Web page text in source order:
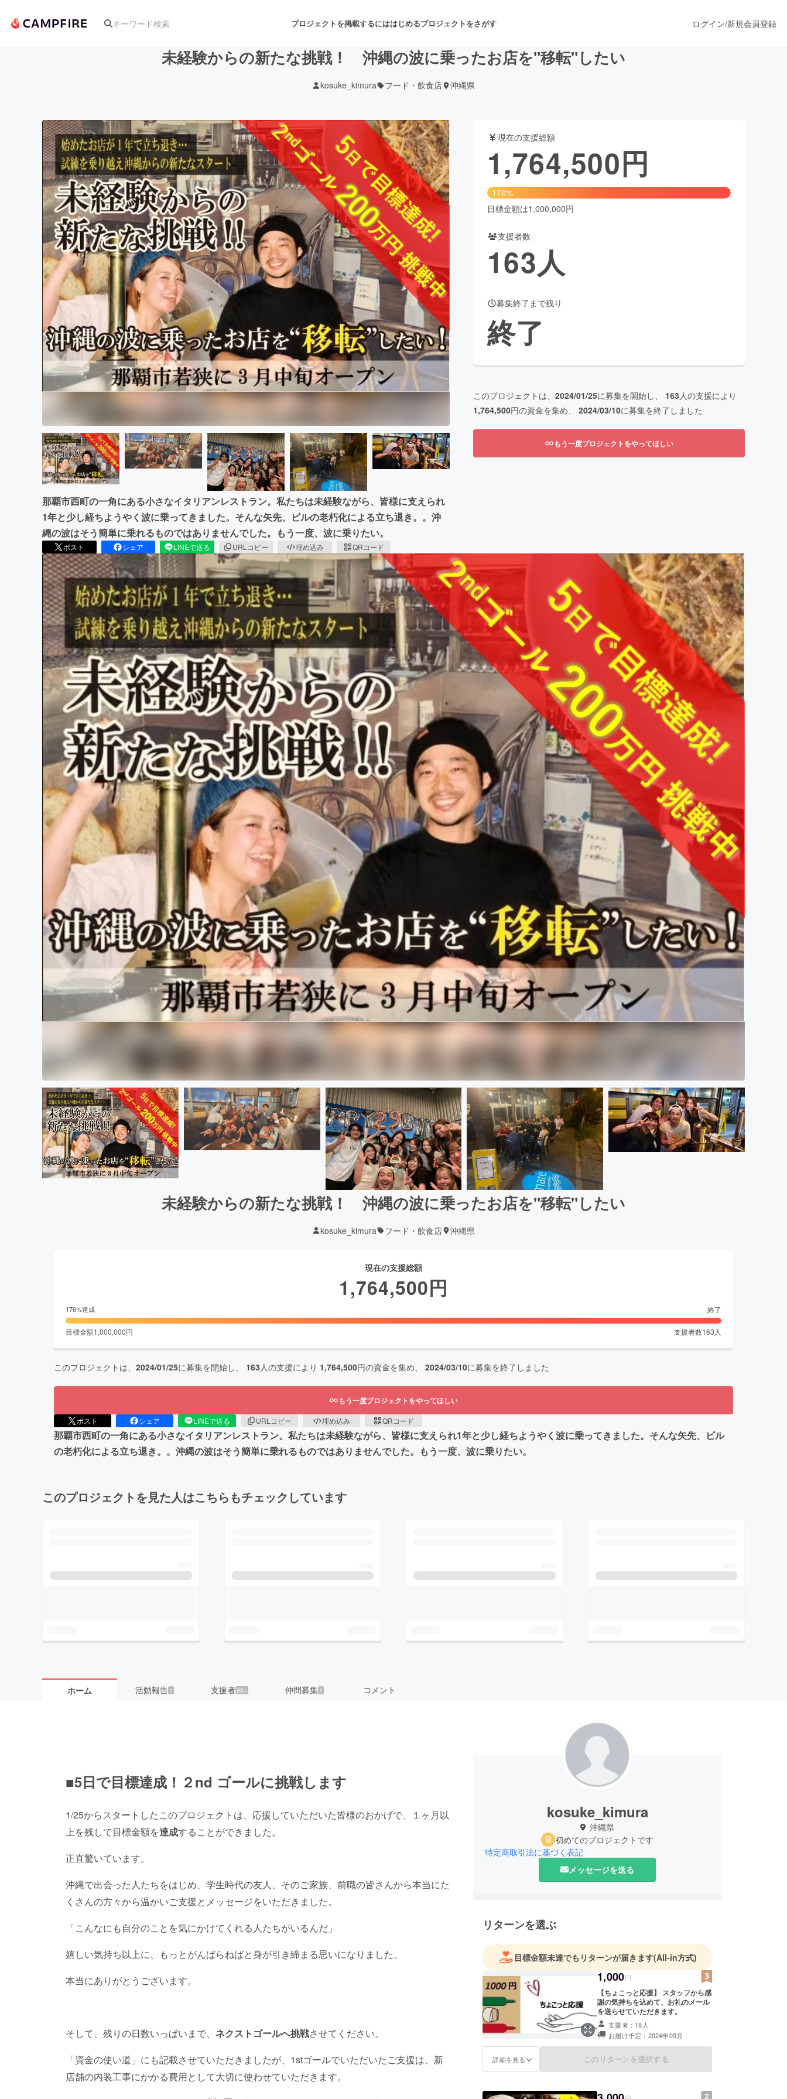
プロジェクトを掲載するにははじめるプロジェクトをさがす
アート・写真 音楽 舞台・パフォーマンス
テクノロジー・ガジェット ゲーム・サービス開発 フード・飲食店 ファッション
映像・映画 書籍・雑誌出版 アニメ・漫画
ビジネス・起業 チャレンジ ビューティー・ヘルスケア
まちづくり・地域活性化
CAMPFIRE for Social Good CAMPFIRE Creation
CAMPFIREふるさと納税machi-ya コミュニティ
ログイン/新規会員登録
未経験からの新たな挑戦！ 沖縄の波に乗ったお店を"移転"したい
kosuke_kimura フード・飲食店 沖縄県
那覇市西町の一角にある小さなイタリアンレストラン。私たちは未経験ながら、皆様に支えられ
1年と少し経ちようやく波に乗ってきました。そんな矢先、ビルの老朽化による立ち退き。。沖
縄の波はそう簡単に乗れるものではありませんでした。もう一度、波に乗りたい。
ポスト シェア LINEで送る URLコピー 埋め込み QRコード
現在の支援総額
1,764,500円
176%
目標金額は1,000,000円
支援者数
163人
募集終了まで残り
終了
このプロジェクトは、 2024/01/25に募集を開始し、 163人の支援により
1,764,500円の資金を集め、 2024/03/10に募集を終了しました
もう一度プロジェクトをやってほしい
未経験からの新たな挑戦！ 沖縄の波に乗ったお店を"移転"したい
kosuke_kimura フード・飲食店 沖縄県
現在の支援総額
1,764,500円
176%達成 終了
目標金額1,000,000円 支援者数163 人
このプロジェクトは、 2024/01/25に募集を開始し、 163 人の支援により 1,764,500円の資金を集め、 2024/03/10に募集を終了しました
もう一度プロジェクトをやってほしい
ポスト シェア LINEで送る URLコピー 埋め込み QRコード
那覇市西町の一角にある小さなイタリアンレストラン。私たちは未経験ながら、皆様に支えられ1年と少し経ちようやく波に乗ってきました。そんな矢先、ビル
の老朽化による立ち退き。。沖縄の波はそう簡単に乗れるものではありませんでした。もう一度、波に乗りたい。
このプロジェクトを見た人はこちらもチェックしています
ホーム 活動報告 1 支援者99+ 仲間募集 1 コメント
■5日で目標達成！２nd ゴールに挑戦します
1/25からスタートしたこのプロジェクトは、応援していただいた皆様のおかげで、１ヶ月以
上を残して目標金額を達成することができました。
正直驚いています。
沖縄で出会った人たちをはじめ、学生時代の友人、そのご家族、前職の皆さんから本当にた
くさんの方々から温かいご支援とメッセージをいただきました。
「こんなにも自分のことを気にかけてくれる人たちがいるんだ」
嬉しい気持ち以上に、もっとがんばらねばと身が引き締まる思いになりました。
本当にありがとうございます。
そして、残りの日数いっぱいまで、 ネクストゴールへ挑戦させてください。
「資金の使い道」にも記載させていただきましたが、1stゴールでいただいたご支援は、新
店舗の内装工事にかかる費用として大切に使わせていただきます。
kosuke_kimura
沖縄県
初めてのプロジェクトです
特定商取引法に基づく表記
メッセージを送る
リターンを選ぶ
目標金額未達でもリターンが届きます(All-in方式)
1,000円
【ちょこっと応援】 スタッフから感
謝の気持ちを込めて、お礼のメール
を送らせていただきます。
支援者：18人
お届け予定：2024年03月
詳細を見る このリターンを選択する